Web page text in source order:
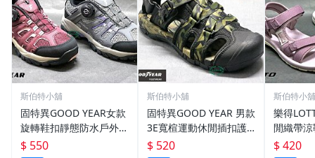
斯伯特小舖
固特異GOOD YEAR女款
旋轉鞋扣靜態防水戶外鞋
健行鞋 休閒鞋 -酒紅324
$ 550
斯伯特小舖
固特異GOOD YEAR 男款
3E寬楦運動休閒插扣護
趾涼鞋-黑軍綠43745
$ 520
斯伯特小舖
樂得
閒織帶
- 梅紫
$ 420